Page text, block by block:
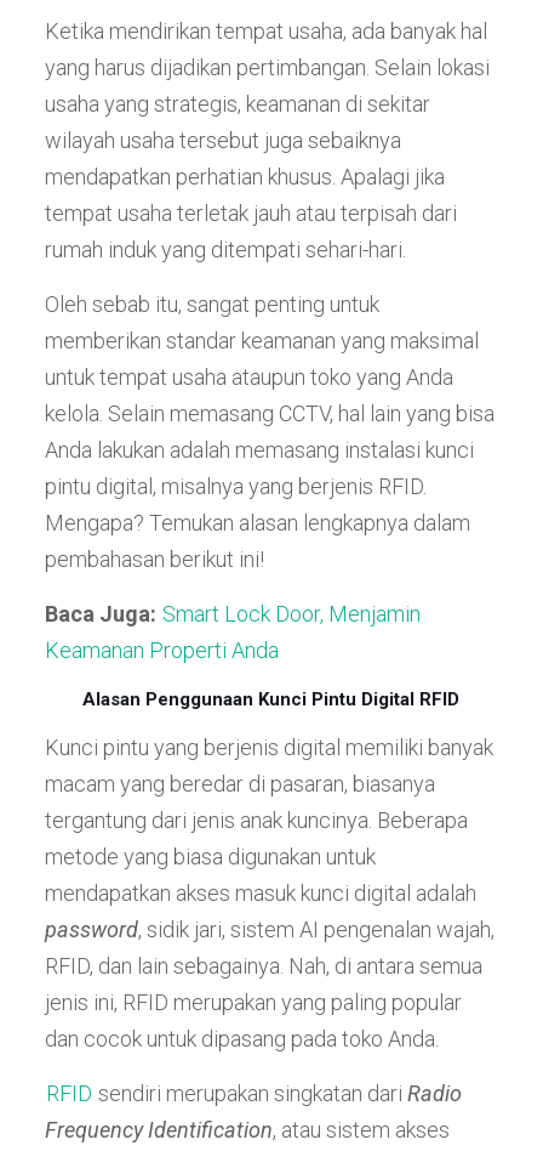
Ketika mendirikan tempat usaha, ada banyak hal
yang harus dijadikan pertimbangan. Selain lokasi
usaha yang strategis, keamanan di sekitar
wilayah usaha tersebut juga sebaiknya
mendapatkan perhatian khusus. Apalagi jika
tempat usaha terletak jauh atau terpisah dari
rumah induk yang ditempati sehari-hari.
Oleh sebab itu, sangat penting untuk
memberikan standar keamanan yang maksimal
untuk tempat usaha ataupun toko yang Anda
kelola. Selain memasang CCTV, hal lain yang bisa
Anda lakukan adalah memasang instalasi kunci
pintu digital, misalnya yang berjenis RFID.
Mengapa? Temukan alasan lengkapnya dalam
pembahasan berikut ini!
Baca Juga: Smart Lock Door, Menjamin
Keamanan Properti Anda
Alasan Penggunaan Kunci Pintu Digital RFID
Kunci pintu yang berjenis digital memiliki banyak
macam yang beredar di pasaran, biasanya
tergantung dari jenis anak kuncinya. Beberapa
metode yang biasa digunakan untuk
mendapatkan akses masuk kunci digital adalah
password, sidik jari, sistem AI pengenalan wajah,
RFID, dan lain sebagainya. Nah, di antara semua
jenis ini, RFID merupakan yang paling popular
dan cocok untuk dipasang pada toko Anda.
RFID sendiri merupakan singkatan dari Radio
Frequency Identification, atau sistem akses